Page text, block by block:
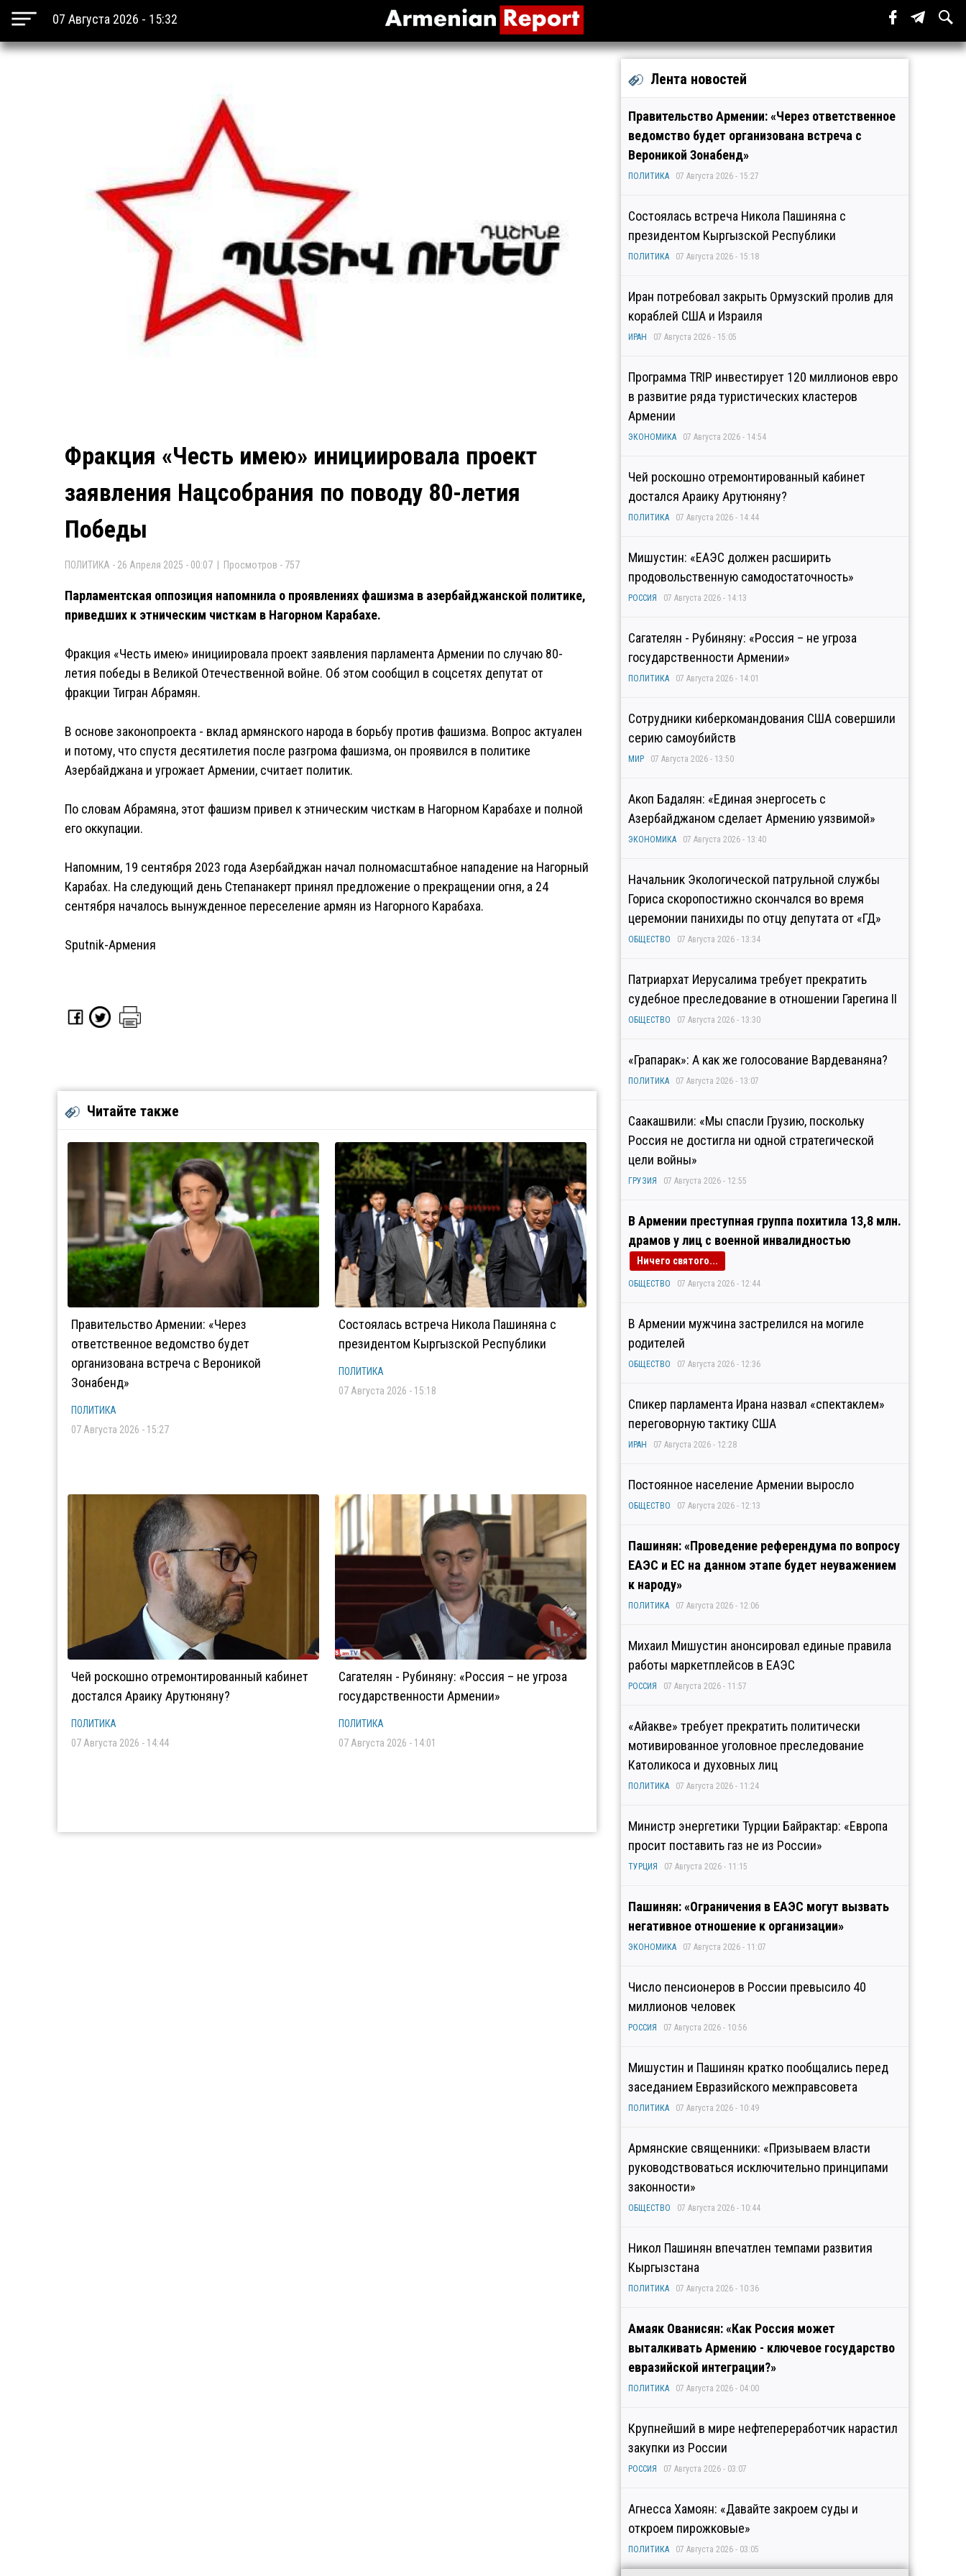
07 Августа 2026 - 15:32
Фракция «Честь имею» инициировала проект
заявления Нацсобрания по поводу 80-летия
Победы
ПОЛИТИКА - 26 Апреля 2025 - 00:07 | Просмотров - 757
Парламентская оппозиция напомнила о проявлениях фашизма в азербайджанской политике,
приведших к этническим чисткам в Нагорном Карабахе.
Фракция «Честь имею» инициировала проект заявления парламента Армении по случаю 80-
летия победы в Великой Отечественной войне. Об этом сообщил в соцсетях депутат от
фракции Тигран Абрамян.
В основе законопроекта - вклад армянского народа в борьбу против фашизма. Вопрос актуален
и потому, что спустя десятилетия после разгрома фашизма, он проявился в политике
Азербайджана и угрожает Армении, считает политик.
По словам Абрамяна, этот фашизм привел к этническим чисткам в Нагорном Карабахе и полной
его оккупации.
Напомним, 19 сентября 2023 года Азербайджан начал полномасштабное нападение на Нагорный
Карабах. На следующий день Степанакерт принял предложение о прекращении огня, а 24
сентября началось вынужденное переселение армян из Нагорного Карабаха.
Sputnik-Армения
Читайте также
Правительство Армении: «Через
ответственное ведомство будет
организована встреча с Вероникой
Зонабенд»
ПОЛИТИКА
07 Августа 2026 - 15:27
Состоялась встреча Никола Пашиняна с
президентом Кыргызской Республики
ПОЛИТИКА
07 Августа 2026 - 15:18
Чей роскошно отремонтированный кабинет
достался Араику Арутюняну?
ПОЛИТИКА
07 Августа 2026 - 14:44
Сагателян - Рубиняну: «Россия – не угроза
государственности Армении»
ПОЛИТИКА
07 Августа 2026 - 14:01
Лента новостей
Правительство Армении: «Через ответственное
ведомство будет организована встреча с
Вероникой Зонабенд»
ПОЛИТИКА 07 Августа 2026 - 15:27
Состоялась встреча Никола Пашиняна с
президентом Кыргызской Республики
ПОЛИТИКА 07 Августа 2026 - 15:18
Иран потребовал закрыть Ормузский пролив для
кораблей США и Израиля
ИРАН 07 Августа 2026 - 15:05
Программа TRIP инвестирует 120 миллионов евро
в развитие ряда туристических кластеров
Армении
ЭКОНОМИКА 07 Августа 2026 - 14:54
Чей роскошно отремонтированный кабинет
достался Араику Арутюняну?
ПОЛИТИКА 07 Августа 2026 - 14:44
Мишустин: «ЕАЭС должен расширить
продовольственную самодостаточность»
РОССИЯ 07 Августа 2026 - 14:13
Сагателян - Рубиняну: «Россия – не угроза
государственности Армении»
ПОЛИТИКА 07 Августа 2026 - 14:01
Сотрудники киберкомандования США совершили
серию самоубийств
МИР 07 Августа 2026 - 13:50
Акоп Бадалян: «Единая энергосеть с
Азербайджаном сделает Армению уязвимой»
ЭКОНОМИКА 07 Августа 2026 - 13:40
Начальник Экологической патрульной службы
Гориса скоропостижно скончался во время
церемонии панихиды по отцу депутата от «ГД»
ОБЩЕСТВО 07 Августа 2026 - 13:34
Патриархат Иерусалима требует прекратить
судебное преследование в отношении Гарегина II
ОБЩЕСТВО 07 Августа 2026 - 13:30
«Грапарак»: А как же голосование Вардеваняна?
ПОЛИТИКА 07 Августа 2026 - 13:07
Саакашвили: «Мы спасли Грузию, поскольку
Россия не достигла ни одной стратегической
цели войны»
ГРУЗИЯ 07 Августа 2026 - 12:55
В Армении преступная группа похитила 13,8 млн.
драмов у лиц с военной инвалидностью
Ничего святого...
ОБЩЕСТВО 07 Августа 2026 - 12:44
В Армении мужчина застрелился на могиле
родителей
ОБЩЕСТВО 07 Августа 2026 - 12:36
Спикер парламента Ирана назвал «спектаклем»
переговорную тактику США
ИРАН 07 Августа 2026 - 12:28
Постоянное население Армении выросло
ОБЩЕСТВО 07 Августа 2026 - 12:13
Пашинян: «Проведение референдума по вопросу
ЕАЭС и ЕС на данном этапе будет неуважением
к народу»
ПОЛИТИКА 07 Августа 2026 - 12:06
Михаил Мишустин анонсировал единые правила
работы маркетплейсов в ЕАЭС
РОССИЯ 07 Августа 2026 - 11:57
«Айакве» требует прекратить политически
мотивированное уголовное преследование
Католикоса и духовных лиц
ПОЛИТИКА 07 Августа 2026 - 11:24
Министр энергетики Турции Байрактар: «Европа
просит поставить газ не из России»
ТУРЦИЯ 07 Августа 2026 - 11:15
Пашинян: «Ограничения в ЕАЭС могут вызвать
негативное отношение к организации»
ЭКОНОМИКА 07 Августа 2026 - 11:07
Число пенсионеров в России превысило 40
миллионов человек
РОССИЯ 07 Августа 2026 - 10:56
Мишустин и Пашинян кратко пообщались перед
заседанием Евразийского межправсовета
ПОЛИТИКА 07 Августа 2026 - 10:49
Армянские священники: «Призываем власти
руководствоваться исключительно принципами
законности»
ОБЩЕСТВО 07 Августа 2026 - 10:44
Никол Пашинян впечатлен темпами развития
Кыргызстана
ПОЛИТИКА 07 Августа 2026 - 10:36
Амаяк Ованисян: «Как Россия может
выталкивать Армению - ключевое государство
евразийской интеграции?»
ПОЛИТИКА 07 Августа 2026 - 04:00
Крупнейший в мире нефтепереработчик нарастил
закупки из России
РОССИЯ 07 Августа 2026 - 03:07
Агнесса Хамоян: «Давайте закроем суды и
откроем пирожковые»
ПОЛИТИКА 07 Августа 2026 - 03:05